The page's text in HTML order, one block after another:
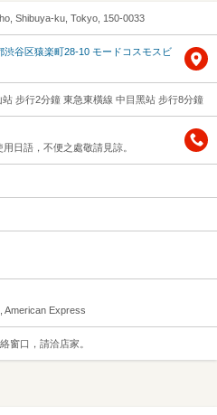
Shibuya-ku, Tokyo, 150-0033
渋谷区猿楽町28-10 モードコスモスビ
步行2分鐘 東急東橫線 中目黑站 步行8分鐘
日語，不便之處敬請見諒。
American Express
窗口，請洽店家。